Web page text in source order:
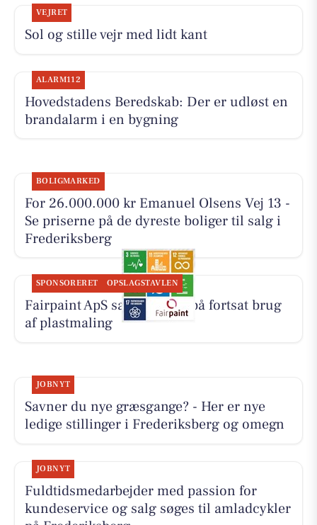
VEJRET
Sol og stille vejr med lidt kant
ALARM112
Hovedstadens Beredskab: Der er udløst en
brandalarm i en bygning
BOLIGMARKED
For 26.000.000 kr Emanuel Olsens Vej 13 -
Se priserne på de dyreste boliger til salg i
Frederiksberg
SPONSORERET OPSLAGSTAVLEN
Fairpaint ApS sætter fokus på fortsat brug
af plastmaling
JOBNYT
Savner du nye græsgange? - Her er nye
ledige stillinger i Frederiksberg og omegn
JOBNYT
Fuldtidsmedarbejder med passion for
kundeservice og salg søges til amladcykler